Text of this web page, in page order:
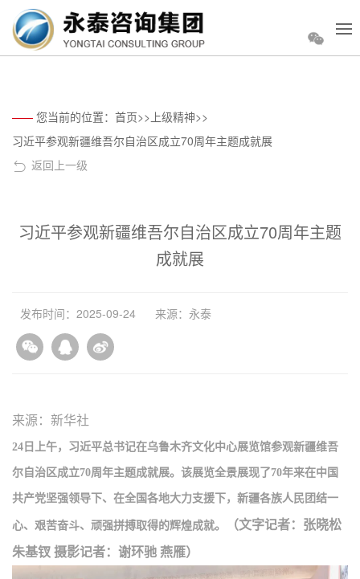
您当前的位置： 首页>> 上级精神>>
习近平参观新疆维吾尔自治区成立70周年主题成就展
返回上一级
习近平参观新疆维吾尔自治区成立70周年主题
成就展
发布时间：2025-09-24 来源：永泰
来源：新华社
24日上午，习近平总书记在乌鲁木齐文化中心展览馆参观新疆维吾
尔自治区成立70周年主题成就展。该展览全景展现了70年来在中国
共产党坚强领导下、在全国各地大力支援下，新疆各族人民团结一
心、艰苦奋斗、顽强拼搏取得的辉煌成就。
（文字记者：张晓松
朱基钗 摄影记者：谢环驰 燕雁）